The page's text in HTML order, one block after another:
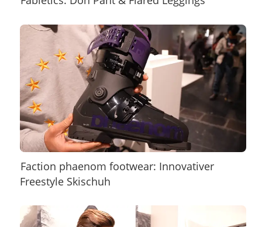
Faction phaenom footwear: Innovativer
Freestyle Skischuh